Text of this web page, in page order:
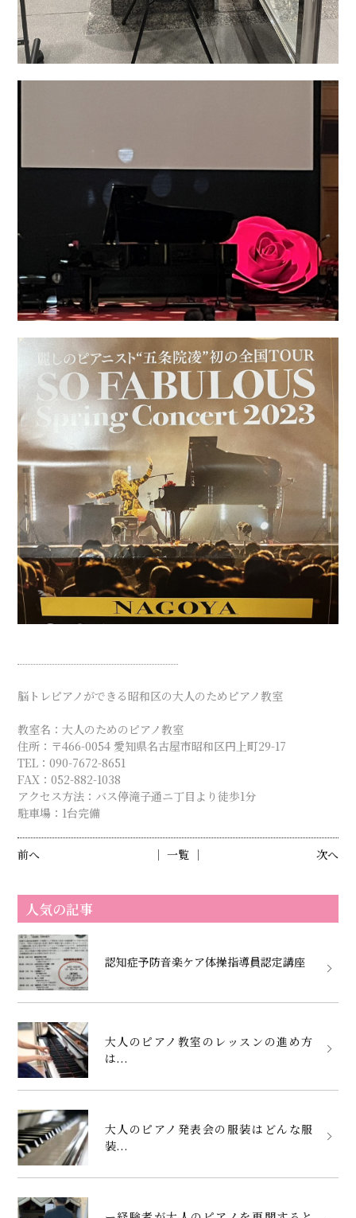
脳トレピアノができる昭和区の大人のためピアノ教室
教室名：大人のためのピアノ教室
住所：〒466-0054 愛知県名古屋市昭和区円上町29-17
TEL：090-7672-8651
FAX：052-882-1038
アクセス方法：バス停滝子通ニ丁目より徒歩1分
駐車場：1台完備
前へ 次へ
│ 一覧 │
人気の記事
認知症予防音楽ケア体操指導員認定講座
大人のピアノ教室のレッスンの進め方
は...
大人のピアノ発表会の服装はどんな服
装...